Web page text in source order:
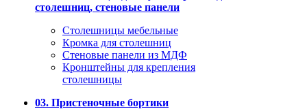
столешниц, стеновые панели
Столешницы мебельные
Кромка для столешниц
Стеновые панели из МДФ
Кронштейны для крепления
столешницы
03. Пристеночные бортики